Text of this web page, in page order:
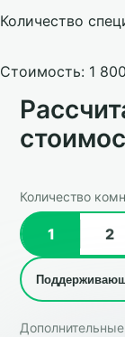
Количество
Стоимость: 1
Количество
1 2